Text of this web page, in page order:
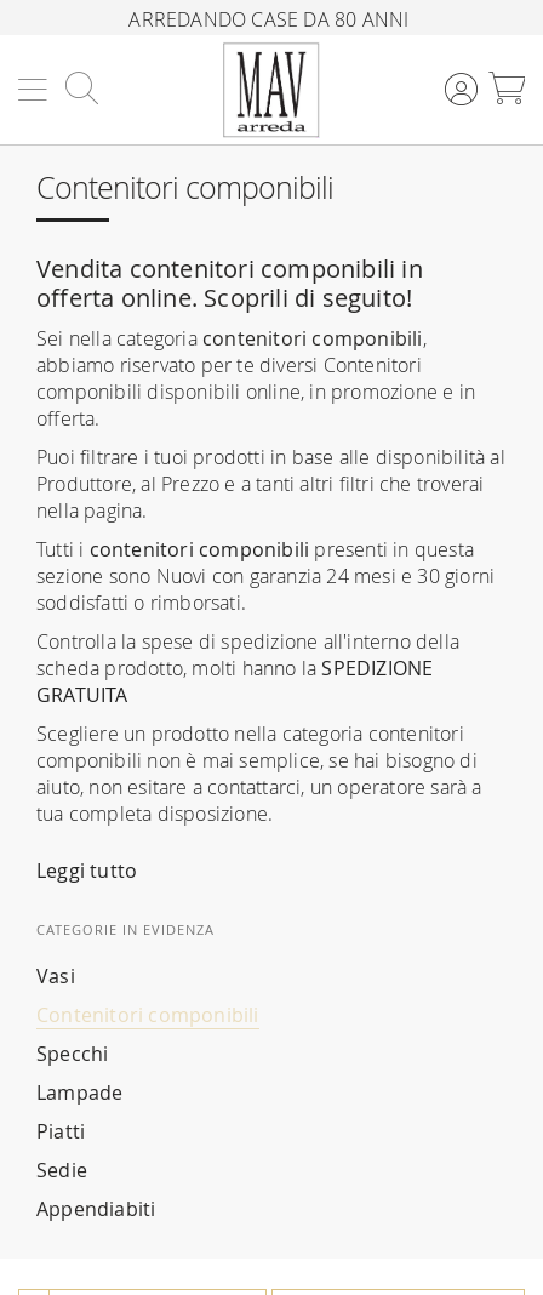
ARREDANDO CASE DA 80 ANNI
Contenitori componibili
Vendita contenitori componibili in
offerta online. Scoprili di seguito!
Sei nella categoria contenitori componibili,
abbiamo riservato per te diversi Contenitori
componibili disponibili online, in promozione e in
offerta.
Puoi filtrare i tuoi prodotti in base alle disponibilità al
Produttore, al Prezzo e a tanti altri filtri che troverai
nella pagina.
Tutti i contenitori componibili presenti in questa
sezione sono Nuovi con garanzia 24 mesi e 30 giorni
soddisfatti o rimborsati.
Controlla la spese di spedizione all'interno della
scheda prodotto, molti hanno laSPEDIZIONE
GRATUITA
Scegliere un prodotto nella categoria contenitori
componibili non è mai semplice, se hai bisogno di
aiuto, non esitare a contattarci, un operatore sarà a
tua completa disposizione.
Leggi tutto
CATEGORIE IN EVIDENZA
Vasi
Contenitori componibili
Specchi
Lampade
Piatti
Sedie
Appendiabiti